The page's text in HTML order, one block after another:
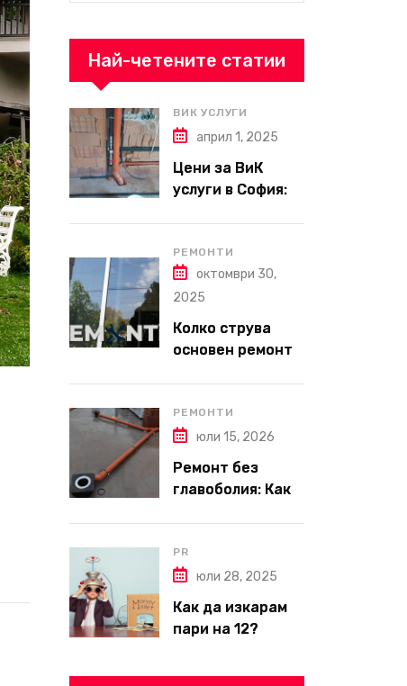
Най-четените статии
ВИК УСЛУГИ
април 1, 2025
Цени за ВиК
услуги в София:
2025 г.?
РЕМОНТИ
октомври 30,
2025
Колко струва
основен ремонт
пълен наръчник
за планиране и
бюджет
РЕМОНТИ
юли 15, 2026
Ремонт без
главоболия: Как
за вътрешни
ремонти във
Варна
PR
юли 28, 2025
Как да изкарам
пари на 12?